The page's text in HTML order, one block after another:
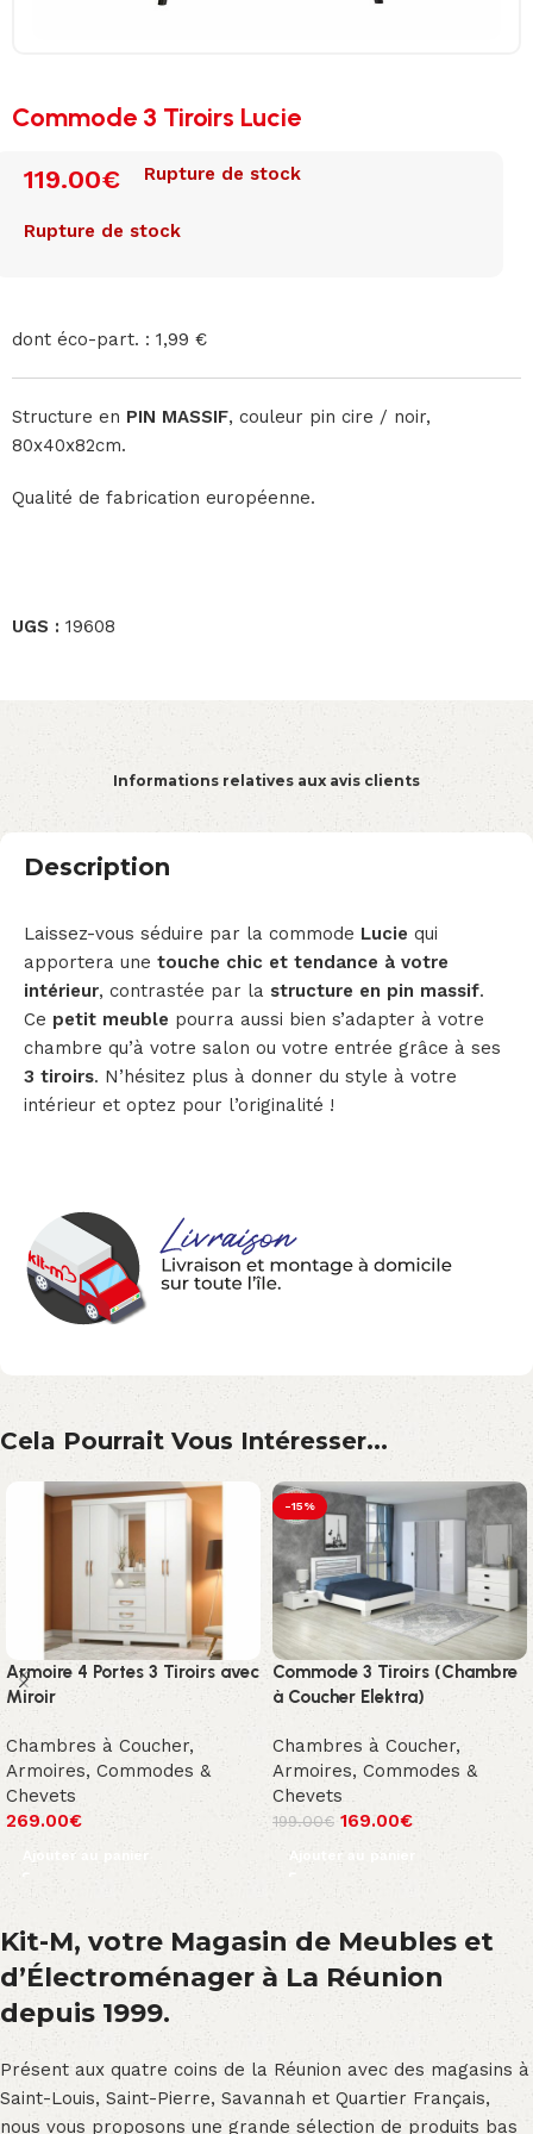
Commode 3 Tiroirs Lucie
119.00€ Rupture de stock
Rupture de stock
dont éco-part. : 1,99 €
Structure en PIN MASSIF, couleur pin cire / noir,
80x40x82cm.
Qualité de fabrication européenne.
UGS : 19608
Informations relatives aux avis clients
Description
Laissez-vous séduire par la commode Lucie qui
apportera une touche chic et tendance à votre
intérieur, contrastée par la structure en pin massif.
Ce petit meuble pourra aussi bien s’adapter à votre
chambre qu’à votre salon ou votre entrée grâce à ses
3 tiroirs. N’hésitez plus à donner du style à votre
intérieur et optez pour l’originalité !
Cela Pourrait Vous Intéresser...
Armoire 4 Portes 3 Tiroirs avec
Miroir
Chambres à Coucher,
Armoires, Commodes &
Chevets
269.00€
Ajouter au panier
-15%
Commode 3 Tiroirs (Chambre
à Coucher Elektra)
Chambres à Coucher,
Armoires, Commodes &
Chevets
199.00€ 169.00€
Ajouter au panier
Kit-M, votre Magasin de Meubles et
d’Électroménager à La Réunion
depuis 1999.
Présent aux quatre coins de la Réunion avec des magasins à
Saint-Louis, Saint-Pierre, Savannah et Quartier Français,
nous vous proposons une grande sélection de produits bas